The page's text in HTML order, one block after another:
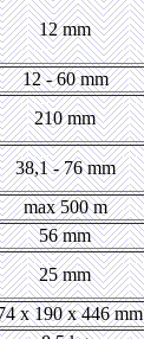
12 mm
12 - 60 mm
210 mm
38,1 - 76 mm
max 500 m
56 mm
25 mm
x 190 x 446 mm